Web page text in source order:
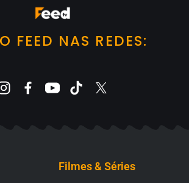
FEED NAS REDES:
Filmes & Séries